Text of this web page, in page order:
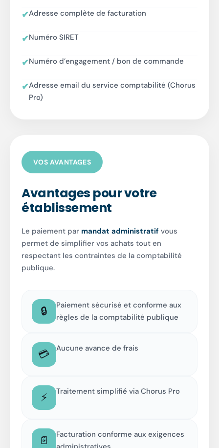
✔Adresse complète de facturation
✔Numéro SIRET
✔Numéro d’engagement / bon de commande
✔Adresse email du service comptabilité (Chorus
Pro)
VOS AVANTAGES
Avantages pour votre
établissement
Le paiement par mandat administratif vous
permet de simplifier vos achats tout en
respectant les contraintes de la comptabilité
publique.
🔒
Paiement sécurisé et conforme aux
règles de la comptabilité publique
💳 Aucune avance de frais
⚡ Traitement simplifié via Chorus Pro
📄
Facturation conforme aux exigences